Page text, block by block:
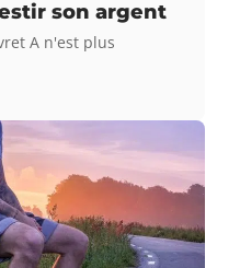
son argent
A n'est plus